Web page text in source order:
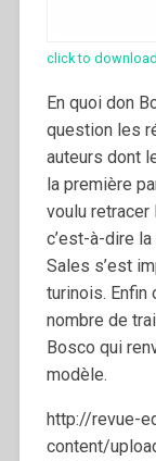
click to
En quoi don
question les
auteurs dont
la première
voulu
c’est-à-dire
Sales s’est
turinois. Enfin
nombre de
Bosco qui
modèle.
http://revue-
content/